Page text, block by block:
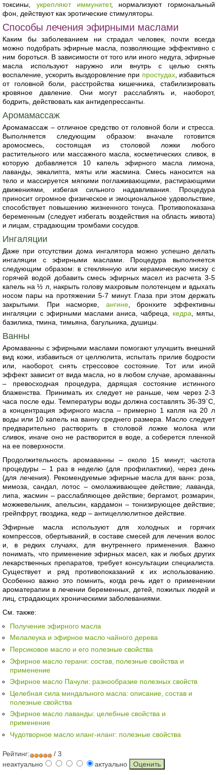
токсины,укрепляют иммунитет, нормализуют гормональный
фон, действуют как эротические стимуляторы.
Способы лечения эфирными маслами
Каким бы заболеванием ни страдал человек, почти всегда
можно подобрать эфирные масла, позволяющие эффективно с
ним бороться. В зависимости от того или иного недуга, эфирные
масла используют наружно или внутрь с целью снять
воспаление, ускорить выздоровление при простудах, избавиться
от головной боли, расстройства кишечника, стабилизировать
кровяное давление. Они могут расслаблять и, наоборот,
бодрить, действовать как антидепрессанты.
Аромамассаж
Аромамассаж – отличное средство от головной боли и стресса.
Выполняется следующим образом: вначале готовится
аромосмесь, состоящая из столовой ложки любого
растительного или массажного масла, косметических сливок, в
которую добавляется 10 капель эфирного масла лимона,
лаванды, эвкалипта, мяты или жасмина. Смесь наносится на
тело и массируется мягкими поглаживающими, растирающими
движениями, избегая сильного надавливания. Процедура
приносит огромное физическое и эмоциональное удовольствие,
способствует повышению жизненного тонуса. Противопоказана
беременным (следует избегать воздействия на область живота)
и лицам, страдающим тромбами сосудов.
Ингаляции
Даже при отсутствии дома ингалятора можно успешно делать
ингаляции с эфирными маслами. Процедура выполняется
следующим образом: в стеклянную или керамическую миску с
горячей водой добавить смесь эфирных масел из расчета 3-5
капель на ½ л, накрыть голову махровым полотенцем и вдыхать
носом пары на протяжении 5-7 минут. Глаза при этом держать
закрытыми. При насморке, ангине, бронхите эффективны
ингаляции с эфирными маслами аниса, чабреца, кедра , мяты,
базилика, тмина, тимьяна, багульника, душицы.
Ванны
Аромаванны с эфирными маслами помогают улучшить внешний
вид кожи, избавиться от целлюлита, испытать прилив бодрости
или, наоборот, снять стрессовое состояние. Тот или иной
эффект зависит от вида масла, но в любом случае, аромаванны
– превосходная процедура, дарящая состояние истинного
блаженства. Принимать их следует не раньше, чем через 2-3
часа после еды. Температуры воды должна составлять 36-39`C,
а концентрация эфирного масла – примерно 1 капля на 20 л
воды или 10 капель на ванну среднего размера. Масло следует
предварительно растворить в столовой ложке молока или
сливок, иначе оно не растворится в воде, а соберется пленкой
на ее поверхности.
Продолжительность аромаванны – около 15 минут; частота
процедуры – 1 раз в неделю (для профилактики), через день
(для лечения). Рекомендуемые эфирные масла для ванн: роза,
мимоза, сандал, лотос – омолаживающее действие; лаванда,
липа, жасмин – расслабляющее действие; бергамот, розмарин,
можжевельник, апельсин, кардамон – тонизирующее действие;
грейпфрут, гвоздика, кедр – антицеллюлитное действие.
Эфирные масла используют для холодных и горячих
компрессов, обертываний, в составе смесей для лечения волос
и, в редких случаях, для внутреннего применения. Важно
понимать, что применение эфирных масел, как и любых других
лекарственных препаратов, требует консультации специалиста.
Существует и ряд противопоказаний к их использованию.
Особенно важно это помнить, когда речь идет о применении
ароматерапии в лечении беременных, детей, пожилых людей и
лиц, страдающих хроническими заболеваниями.
См. также:
Получение эфирного масла
Мелалеука и эфирное масло чайного дерева
Персиковое масло и его полезные свойства
Эфирное масло герани: состав, полезные свойства и
применение
Эфирное масло Пачули: разнообразие полезных свойств
Целебная сила миндального масла: описание, состав и
полезные свойства
Эфирное масло лаванды: целебные свойства и
применение
Чудотворное масло иланг-иланг: полезные свойства
Рейтинг:
/ 3
неактуально
актуально